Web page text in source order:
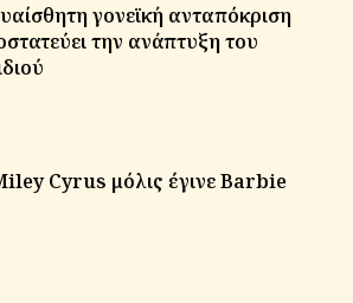
γονεϊκή ανταπόκριση
την ανάπτυξη του
Cyrus μόλις έγινε Barbie